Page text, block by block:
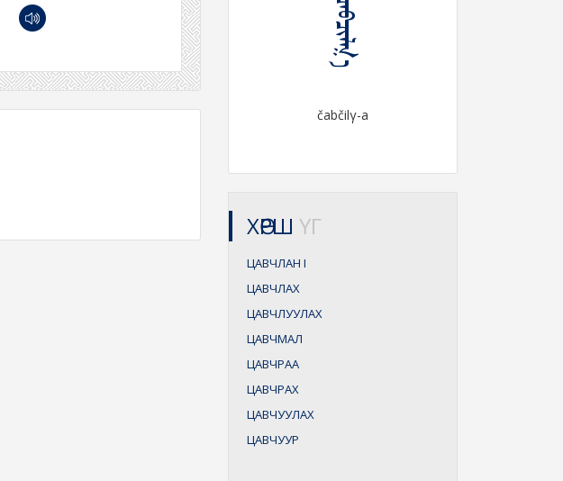
ᠴᠠᠪᠴᠢᠯᠭ᠎ᠠ
čabčilγ-a
ХӨРШ ҮГ
ЦАВЧЛАН I
ЦАВЧЛАХ
ЦАВЧЛУУЛАХ
ЦАВЧМАЛ
ЦАВЧРАА
ЦАВЧРАХ
ЦАВЧУУЛАХ
ЦАВЧУУР